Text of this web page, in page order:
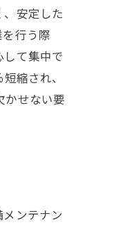
安定した
行う際
て集中で
縮され、
かせない要
ンテナン